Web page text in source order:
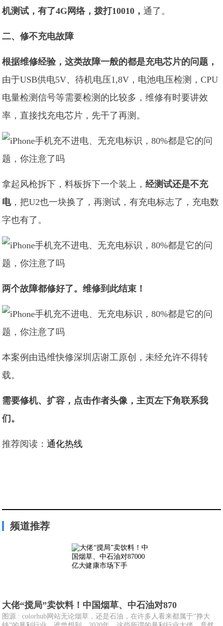
机测试，有了4G网络，拨打10010，通了。
二、修不充电故障
根据维修经验，这类故障一般的都是充电芯片的问题，
由于USB供电5V、待机电压1,8V，电池电压检测，CPU
电量检测信号等需要检测的比较多，维修有时要讲效
率，直接找充电芯片，先干了再测。
拿起风枪拆下，料板拆下一个装上，经测试还是不充
电，把U2也一块换了，再测试，有充电标志了，充电数
字也有了。
两个故障都修好了。维修到此结束！
本案例由迅维快修深圳店谢工原创，未经允许不得转
载。
需要修机、扩容，点击作者头像，主页左下角联系我
们。
推荐阅读：通化热线
频道推荐
大佬“搅局”卖饮料！中国烟草、中石油对870
图源 : colorhub网站无论烟草，还是石油，在许多人看来都属于“挣大